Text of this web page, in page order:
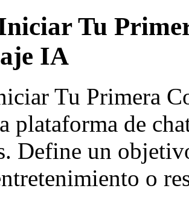
Tu
IA
Tu Primera
plataforma de
Define un
o